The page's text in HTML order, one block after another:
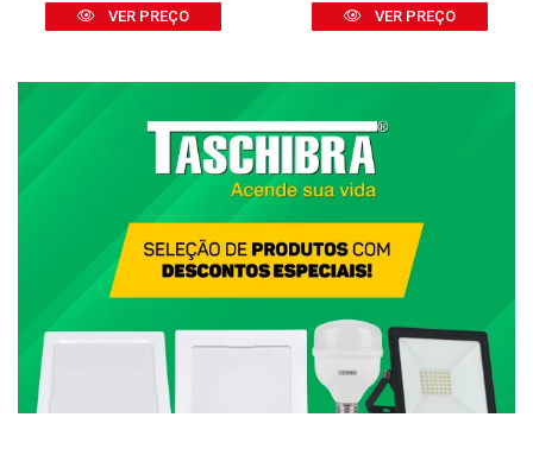
VER PREÇO VER PREÇO